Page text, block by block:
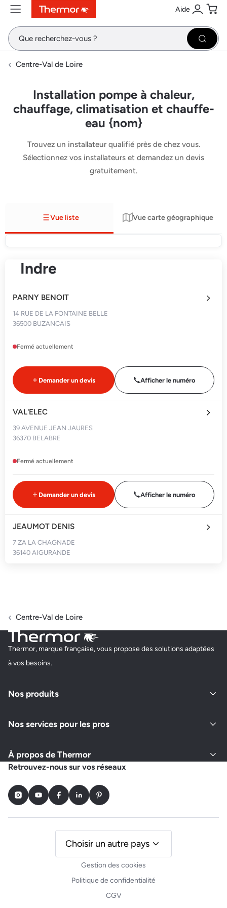
ContenuMenuRecherche Aide
Se
Centre-Val de Loire
Installation pompe à chaleur,
chauffage, climatisation et chauffe-
eau {nom}
Trouvez un installateur qualifié près de chez vous.
Sélectionnez vos installateurs et demandez un devis
gratuitement.
Vue liste Vue carte géographique
Indre
PARNY BENOIT
14 RUE DE LA FONTAINE BELLE
36500 BUZANCAIS
Fermé actuellement
Demander un devis Afficher le numéro
VAL'ELEC
39 AVENUE JEAN JAURES
36370 BELABRE
Fermé actuellement
Demander un devis Afficher le numéro
JEAUMOT DENIS
7 ZA LA CHAGNADE
36140 AIGURANDE
CHABAUTY
36300 LE BLANC
Fermé actuellement
Demander un devis
FRIBOULET
25 ROUTE DE FREDILLE, SAINT MARTIN DE LAMPS
Fermé actuellement
Centre-Val de Loire
Thermor, marque française, vous propose des solutions adaptées
à vos besoins.
Nos produits
Nos services pour les pros
À propos de Thermor
Retrouvez-nous sur vos réseaux
InstagramYoutubeFacebookLinkedInPinterest
Gestion des cookies
Politique de confidentialité
CGV
Choisir un autre pays